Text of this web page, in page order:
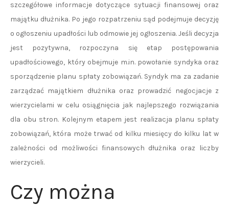
szczegółowe informacje dotyczące sytuacji finansowej oraz
majątku dłużnika. Po jego rozpatrzeniu sąd podejmuje decyzję
o ogłoszeniu upadłości lub odmowie jej ogłoszenia. Jeśli decyzja
jest pozytywna, rozpoczyna się etap postępowania
upadłościowego, który obejmuje m.in. powołanie syndyka oraz
sporządzenie planu spłaty zobowiązań. Syndyk ma za zadanie
zarządzać majątkiem dłużnika oraz prowadzić negocjacje z
wierzycielami w celu osiągnięcia jak najlepszego rozwiązania
dla obu stron. Kolejnym etapem jest realizacja planu spłaty
zobowiązań, która może trwać od kilku miesięcy do kilku lat w
zależności od możliwości finansowych dłużnika oraz liczby
wierzycieli.
Czy można